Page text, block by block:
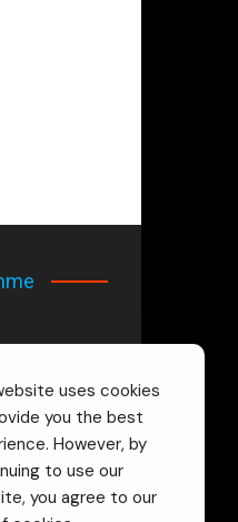
uses cookies
you the best
However, by
to use our
you agree to our